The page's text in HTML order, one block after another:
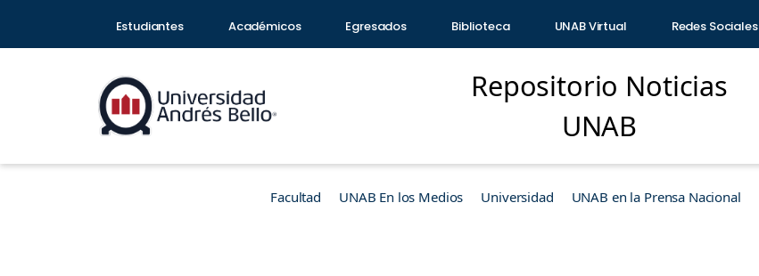
Estudiantes Académicos Egresados Biblioteca UNAB Virtual Redes Sociales
Repositorio Noticias
UNAB
Facultad UNAB En los Medios Universidad UNAB en la Prensa Nacional